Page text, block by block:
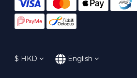
$ HKD English